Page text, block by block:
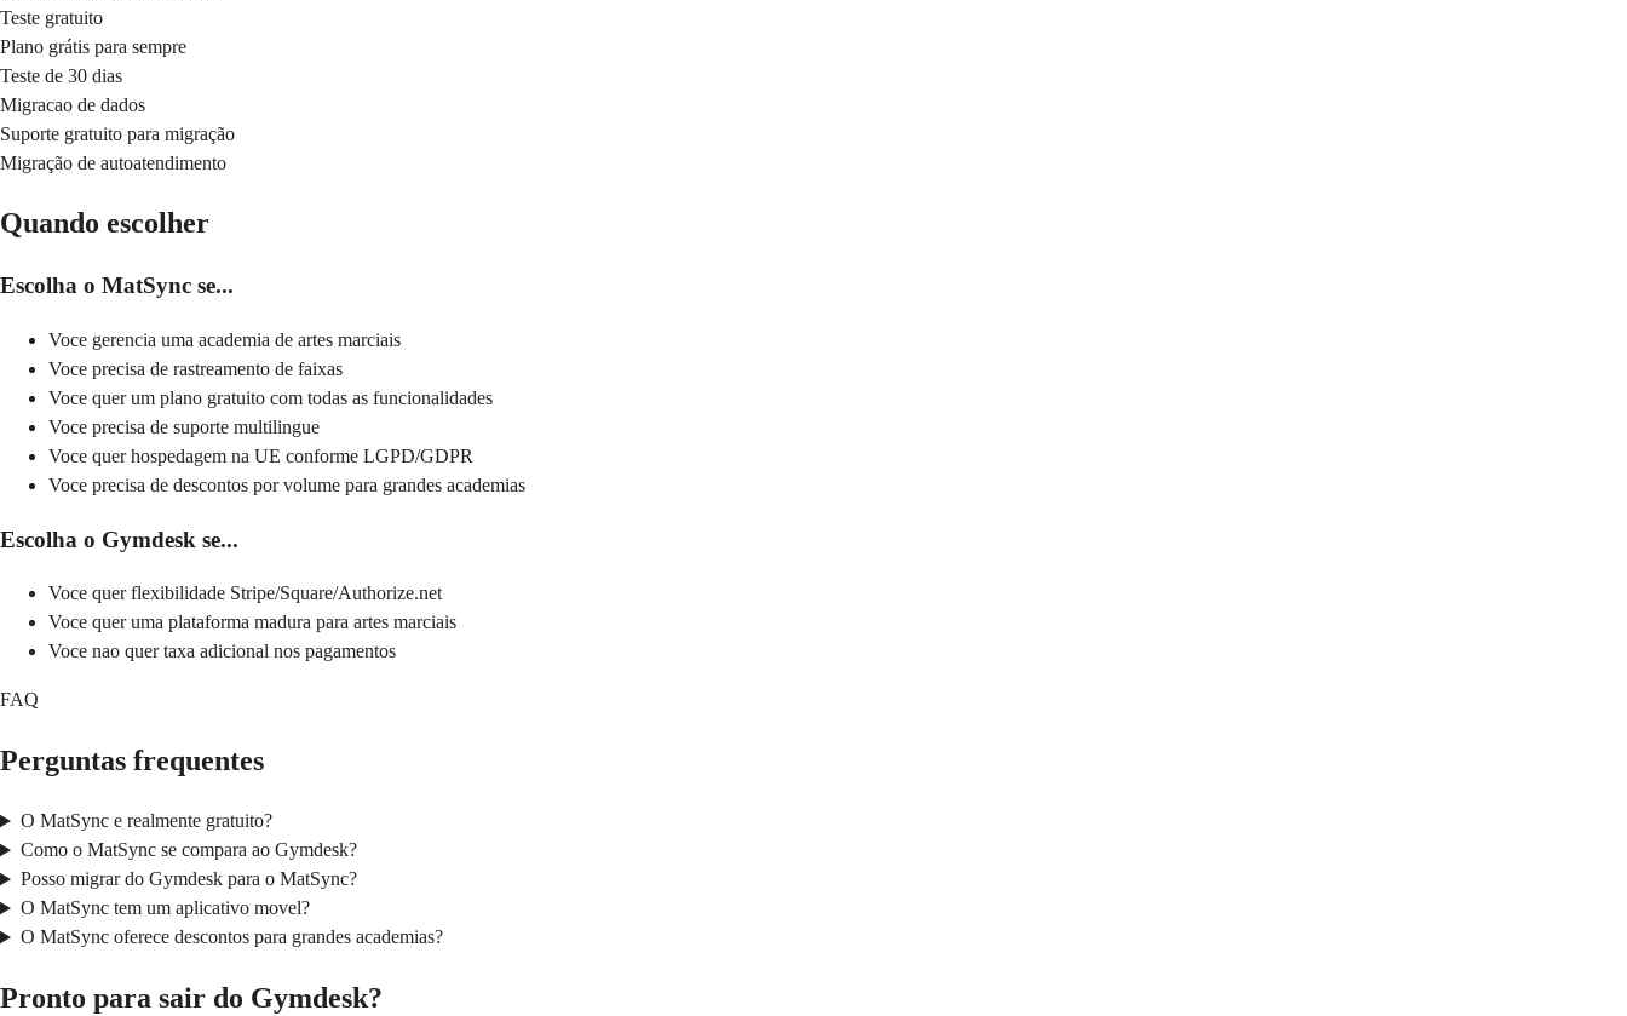
Teste gratuito
Plano grátis para sempre
Teste de 30 dias
Migracao de dados
Suporte gratuito para migração
Migração de autoatendimento
Quando escolher
Escolha o MatSync se...
Voce gerencia uma academia de artes marciais
Voce precisa de rastreamento de faixas
Voce quer um plano gratuito com todas as funcionalidades
Voce precisa de suporte multilingue
Voce quer hospedagem na UE conforme LGPD/GDPR
Voce precisa de descontos por volume para grandes academias
Escolha o Gymdesk se...
Voce quer flexibilidade Stripe/Square/Authorize.net
Voce quer uma plataforma madura para artes marciais
Voce nao quer taxa adicional nos pagamentos
FAQ
Perguntas frequentes
O MatSync e realmente gratuito?
Como o MatSync se compara ao Gymdesk?
Posso migrar do Gymdesk para o MatSync?
O MatSync tem um aplicativo movel?
O MatSync oferece descontos para grandes academias?
Pronto para sair do Gymdesk?